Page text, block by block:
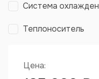
Система
Теплоноситель
Цена: